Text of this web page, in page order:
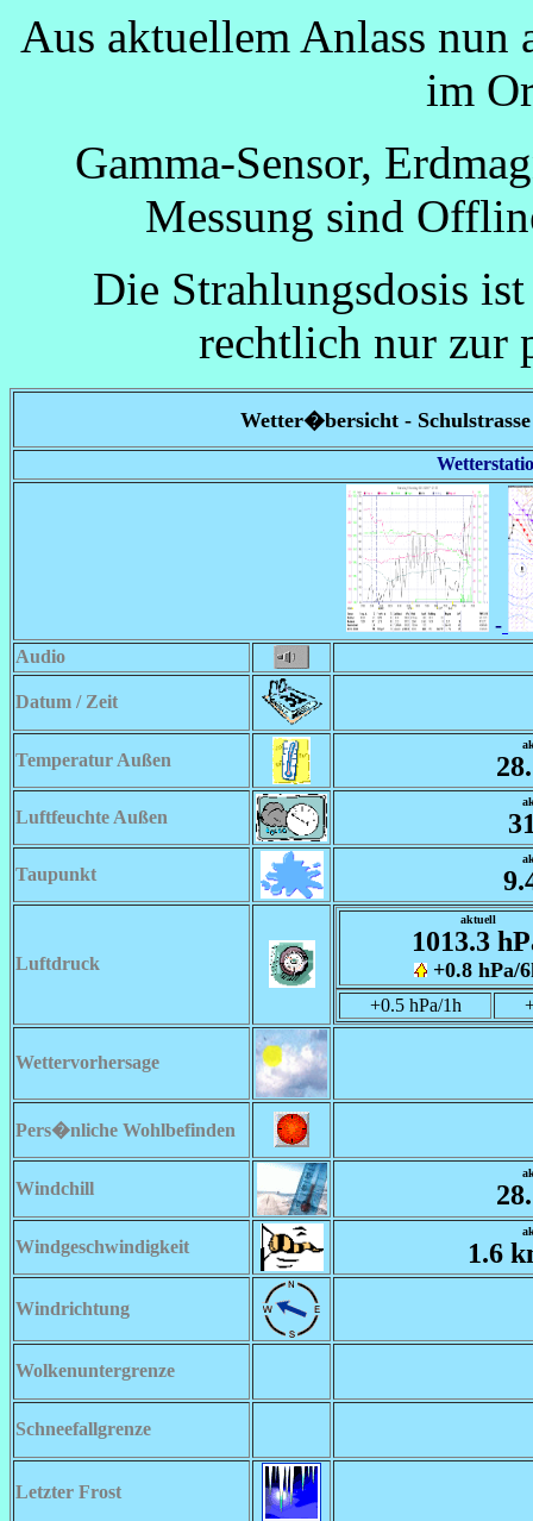
Aus aktuellem Anlass nun
im
Gamma-Sensor,
Messung sind
Die Strahlungsdosis
rechtlich nur zur
Wetter�bersicht -
-
Audio
Datum / Zeit
Temperatur Außen
Luftfeuchte Außen
Taupunkt
Luftdruck
aktuell
1013.3
+0.8 hPa/
+0.5 hPa/1h
Wettervorhersage
Pers�nliche Wohlbefinden
Windchill
Windgeschwindigkeit 1.6
Windrichtung
Wolkenuntergrenze
Schneefallgrenze
Letzter Frost